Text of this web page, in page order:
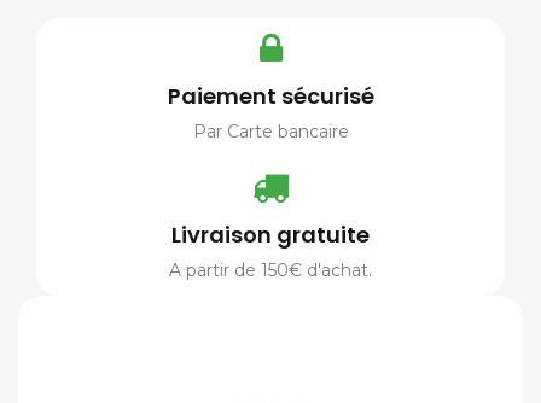
Paiement sécurisé
Par Carte bancaire
Livraison gratuite
A partir de 150€ d'achat.